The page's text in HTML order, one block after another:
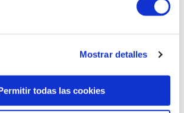
Mostrar detalles
todas las cookies